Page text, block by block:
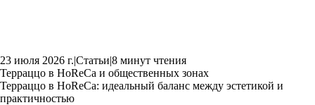
23 июля 2026 г.|Статьи|8 минут чтения
Терраццо в HoReCa и общественных зонах
Терраццо в HoReCa: идеальный баланс между эстетикой и
практичностью